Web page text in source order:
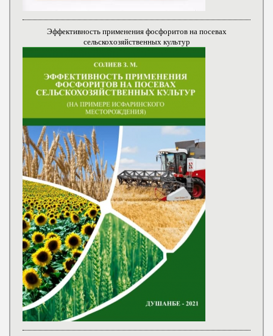
Эффективность применения фосфоритов на посевах
сельскохозяйственных культур